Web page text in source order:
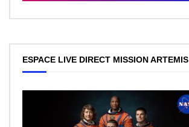
ESPACE LIVE DIRECT MISSION ARTEMIS